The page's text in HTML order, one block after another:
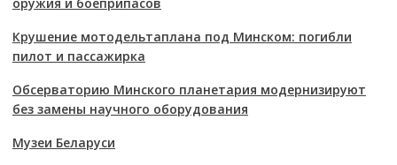
Крушение мотодельтаплана под Минском: погибли
пилот и пассажирка
Обсерваторию Минского планетария модернизируют
без замены научного оборудования
Музеи Беларуси